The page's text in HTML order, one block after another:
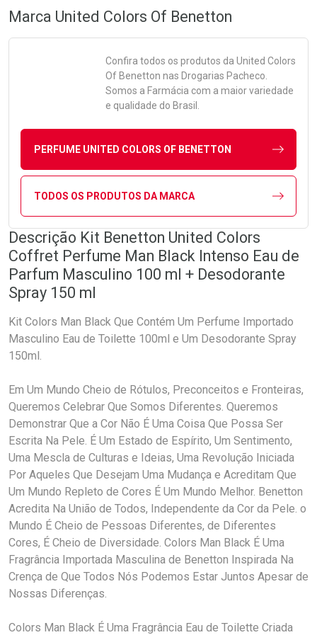
Marca United Colors Of Benetton
Confira todos os produtos da United Colors
Of Benetton nas Drogarias Pacheco.
Somos a Farmácia com a maior variedade
e qualidade do Brasil.
PERFUME UNITED COLORS OF BENETTON
TODOS OS PRODUTOS DA MARCA
Descrição Kit Benetton United Colors
Coffret Perfume Man Black Intenso Eau de
Parfum Masculino 100 ml + Desodorante
Spray 150 ml
Kit Colors Man Black Que Contém Um Perfume Importado
Masculino Eau de Toilette 100ml e Um Desodorante Spray
150ml.
Em Um Mundo Cheio de Rótulos, Preconceitos e Fronteiras,
Queremos Celebrar Que Somos Diferentes. Queremos
Demonstrar Que a Cor Não É Uma Coisa Que Possa Ser
Escrita Na Pele. É Um Estado de Espírito, Um Sentimento,
Uma Mescla de Culturas e Ideias, Uma Revolução Iniciada
Por Aqueles Que Desejam Uma Mudança e Acreditam Que
Um Mundo Repleto de Cores É Um Mundo Melhor. Benetton
Acredita Na União de Todos, Independente da Cor da Pele. o
Mundo É Cheio de Pessoas Diferentes, de Diferentes
Cores, É Cheio de Diversidade. Colors Man Black É Uma
Fragrância Importada Masculina de Benetton Inspirada Na
Crença de Que Todos Nós Podemos Estar Juntos Apesar de
Nossas Diferenças.
Colors Man Black É Uma Fragrância Eau de Toilette Criada